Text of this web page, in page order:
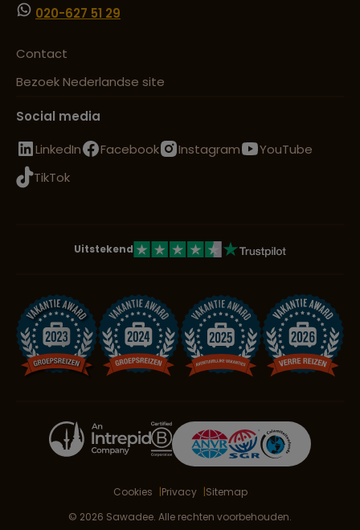
020-627 51 29
Contact
Bezoek Nederlandse site
Social media
LinkedIn
Facebook Instagram
YouTube
TikTok
Uitstekend
Cookies Privacy
Sitemap
© 2026 Sawadee. Alle rechten voorbehouden.